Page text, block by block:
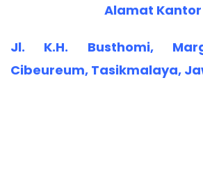
Alamat Kantor
Jl. K.H. Busthomi,
Cibeureum, Tasikmalaya,